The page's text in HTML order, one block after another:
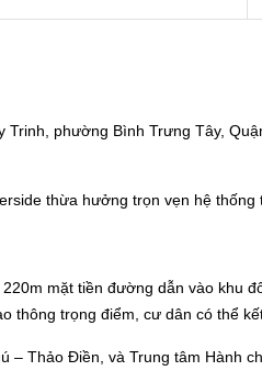
Trinh, phường Bình Trưng Tây,
thừa hưởng trọn vẹn hệ
mặt tiền đường dẫn vào khu
thông trọng điểm, cư dân có thể
– Thảo Điền, và Trung tâm Hành